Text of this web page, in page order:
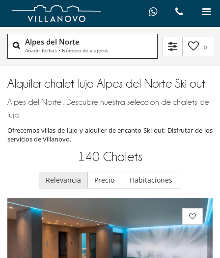
Alpes del Norte
Añadir fechas • Número de viajeros 0
Alquiler chalet lujo Alpes del Norte Ski out
Alpes del Norte : Descubre nuestra selección de chalets de
lujo.
Ofrecemos villas de lujo y alquiler de encanto Ski out. Disfrutar de los
servicios de Villanovo.
140 Chalets
Relevancia Precio Habitaciones